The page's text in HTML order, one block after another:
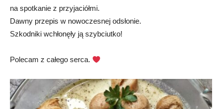
na spotkanie z przyjaciółmi.
Dawny przepis w nowoczesnej odsłonie.
Szkodniki wchłonęły ją szybciutko!
Polecam z całego serca.